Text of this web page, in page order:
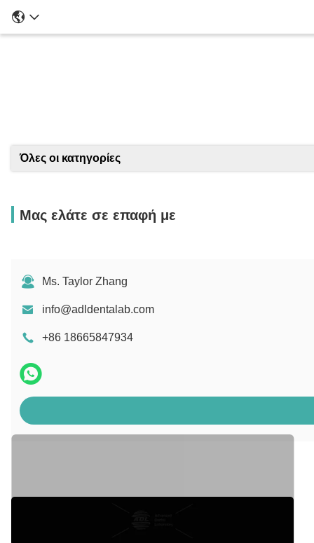
Όλες οι κατηγορίες
Μας ελάτε σε επαφή με
Ms. Taylor Zhang
info@adldentalab.com
+86 18665847934